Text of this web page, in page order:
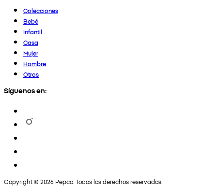
Colecciones
Bebé
Infantil
Casa
Mujer
Hombre
Otros
Síguenos en:
Copyright © 2026 Pepco. Todos los derechos reservados.